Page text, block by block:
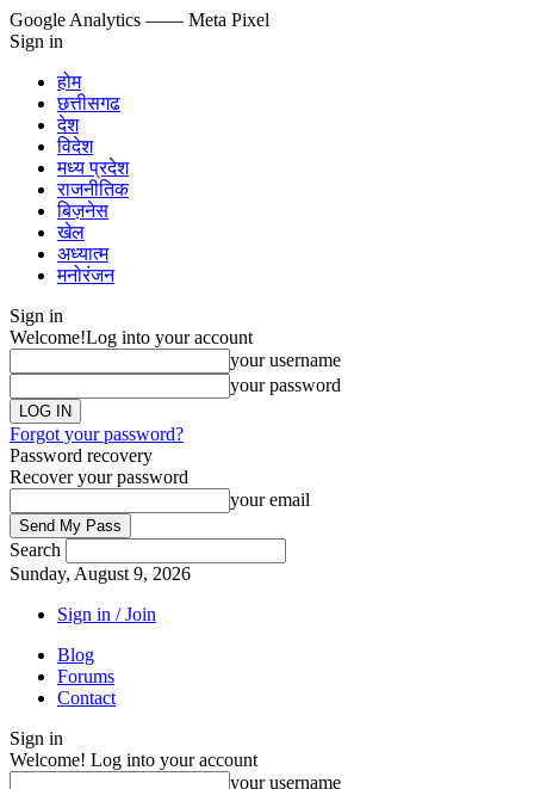
Google Analytics —— Meta Pixel
Sign in
होम
छत्तीसगढ
देश
विदेश
मध्य प्रदेश
राजनीतिक
बिज़नेस
खेल
अध्यात्म
मनोरंजन
Sign in
Welcome!Log into your account
your username
your password
Forgot your password?
Password recovery
Recover your password
your email
Search
Sunday, August 9, 2026
Sign in / Join
Blog
Forums
Contact
Sign in
Welcome! Log into your account
your username